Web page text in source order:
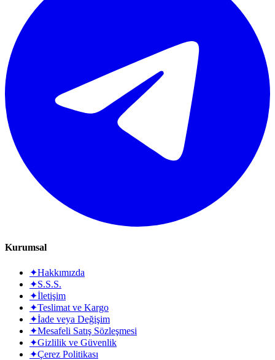
Kurumsal
✦Hakkımızda
✦S.S.S.
✦İletişim
✦Teslimat ve Kargo
✦İade veya Değişim
✦Mesafeli Satış Sözleşmesi
✦Gizlilik ve Güvenlik
✦Çerez Politikası